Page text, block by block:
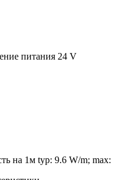
питания 24 V
на 1м typ: 9.6 W/m; max: